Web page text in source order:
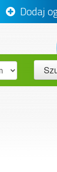
Dodaj